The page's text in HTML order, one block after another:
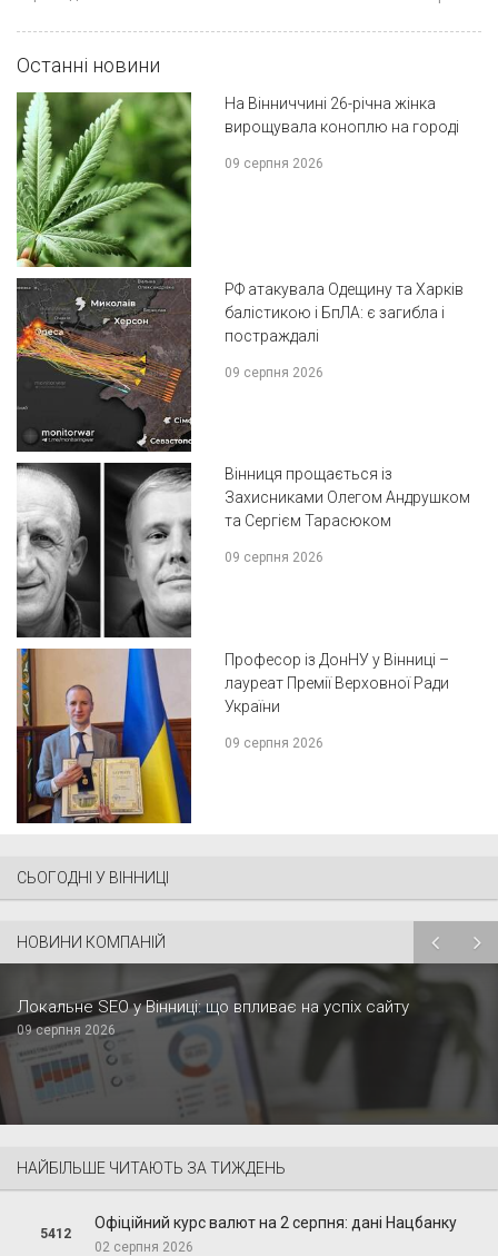
Останні новини
На Вінниччині 26-річна жінка
вирощувала коноплю на городі
09 серпня 2026
РФ атакувала Одещину та Харків
балістикою і БпЛА: є загибла і
постраждалі
09 серпня 2026
Вінниця прощається із
Захисниками Олегом Андрушком
та Сергієм Тарасюком
09 серпня 2026
Професор із ДонНУ у Вінниці –
лауреат Премії Верховної Ради
України
09 серпня 2026
СЬОГОДНІ У ВІННИЦІ
НОВИНИ КОМПАНІЙ
Локальне SEO у Вінниці: що впливає на успіх сайту
09 серпня 2026
НАЙБІЛЬШЕ ЧИТАЮТЬ ЗА ТИЖДЕНЬ
5412
Офіційний курс валют на 2 серпня: дані Нацбанку
02 серпня 2026